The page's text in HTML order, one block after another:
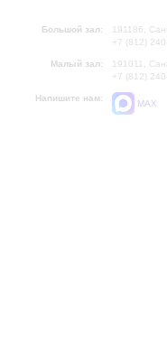
Большой зал:
191186,
+7 (812)
Малый зал:
191011,
+7 (812)
Напишите нам:
MAX